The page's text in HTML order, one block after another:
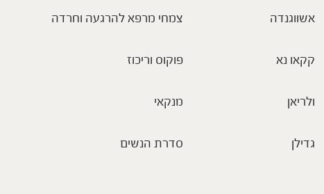
אשווגנדה
קקאו נא
ולריאן
גדילן
צמחי מרפא להרגעה וחרדה
פוקוס וריכוז
מנקאי
סדרת הנשים